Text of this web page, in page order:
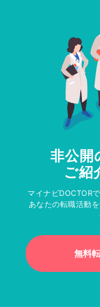
非公開
ご紹
マイナビDOCTOR
あなたの転職活動
無料